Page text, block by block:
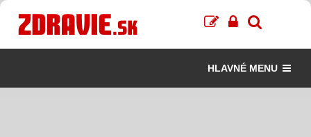
HLAVNÉ MENU